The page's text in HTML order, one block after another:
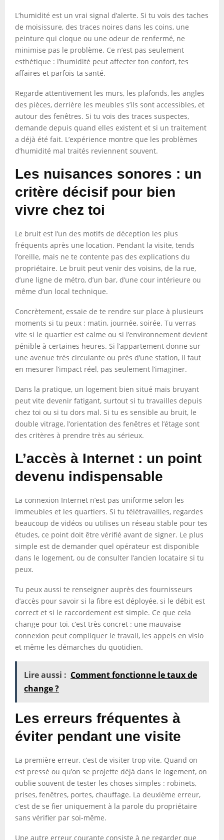
L’humidité est un vrai signal d’alerte. Si tu vois des taches
de moisissure, des traces noires dans les coins, une
peinture qui cloque ou une odeur de renfermé, ne
minimise pas le problème. Ce n’est pas seulement
esthétique : l’humidité peut affecter ton confort, tes
affaires et parfois ta santé.
Regarde attentivement les murs, les plafonds, les angles
des pièces, derrière les meubles s’ils sont accessibles, et
autour des fenêtres. Si tu vois des traces suspectes,
demande depuis quand elles existent et si un traitement
a déjà été fait. L’expérience montre que les problèmes
d’humidité mal traités reviennent souvent.
Les nuisances sonores : un
critère décisif pour bien
vivre chez toi
Le bruit est l’un des motifs de déception les plus
fréquents après une location. Pendant la visite, tends
l’oreille, mais ne te contente pas des explications du
propriétaire. Le bruit peut venir des voisins, de la rue,
d’une ligne de métro, d’un bar, d’une cour intérieure ou
même d’un local technique.
Concrètement, essaie de te rendre sur place à plusieurs
moments si tu peux : matin, journée, soirée. Tu verras
vite si le quartier est calme ou si l’environnement devient
pénible à certaines heures. Si l’appartement donne sur
une avenue très circulante ou près d’une station, il faut
en mesurer l’impact réel, pas seulement l’imaginer.
Dans la pratique, un logement bien situé mais bruyant
peut vite devenir fatigant, surtout si tu travailles depuis
chez toi ou si tu dors mal. Si tu es sensible au bruit, le
double vitrage, l’orientation des fenêtres et l’étage sont
des critères à prendre très au sérieux.
L’accès à Internet : un point
devenu indispensable
La connexion Internet n’est pas uniforme selon les
immeubles et les quartiers. Si tu télétravailles, regardes
beaucoup de vidéos ou utilises un réseau stable pour tes
études, ce point doit être vérifié avant de signer. Le plus
simple est de demander quel opérateur est disponible
dans le logement, ou de consulter l’ancien locataire si tu
peux.
Tu peux aussi te renseigner auprès des fournisseurs
d’accès pour savoir si la fibre est déployée, si le débit est
correct et si le raccordement est simple. Ce que cela
change pour toi, c’est très concret : une mauvaise
connexion peut compliquer le travail, les appels en visio
et même les démarches du quotidien.
Lire aussi : Comment fonctionne le taux de
change ?
Les erreurs fréquentes à
éviter pendant une visite
La première erreur, c’est de visiter trop vite. Quand on
est pressé ou qu’on se projette déjà dans le logement, on
oublie souvent de tester les choses simples : robinets,
prises, fenêtres, portes, chauffage. La deuxième erreur,
c’est de se fier uniquement à la parole du propriétaire
sans vérifier par soi-même.
Une autre erreur courante consiste à ne regarder que